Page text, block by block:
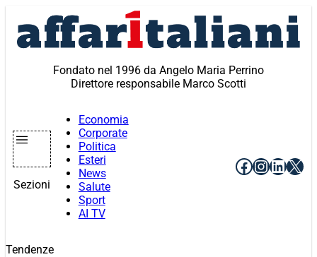
contenuto
Fondato nel 1996 da Angelo Maria Perrino
Direttore responsabile Marco Scotti
Sezioni
Economia
Corporate
Politica
Esteri
News
Salute
Sport
AI TV
Facebook
X
Tendenze